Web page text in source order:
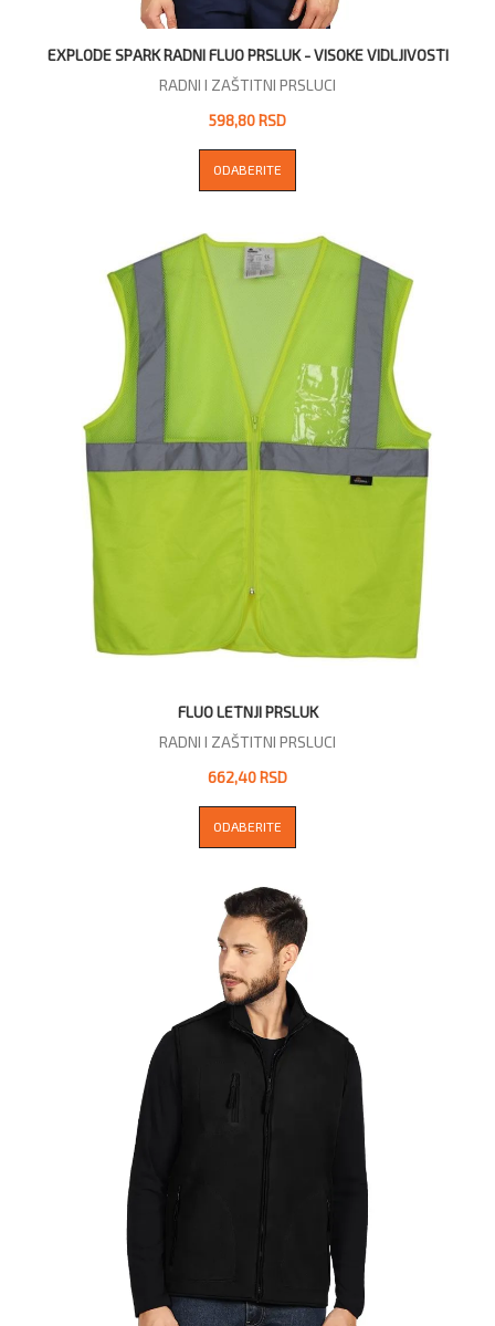
EXPLODE SPARK RADNI FLUO PRSLUK - VISOKE VIDLJIVOSTI
RADNI I ZAŠTITNI PRSLUCI
598,80 RSD
ODABERITE
FLUO LETNJI PRSLUK
RADNI I ZAŠTITNI PRSLUCI
662,40 RSD
ODABERITE